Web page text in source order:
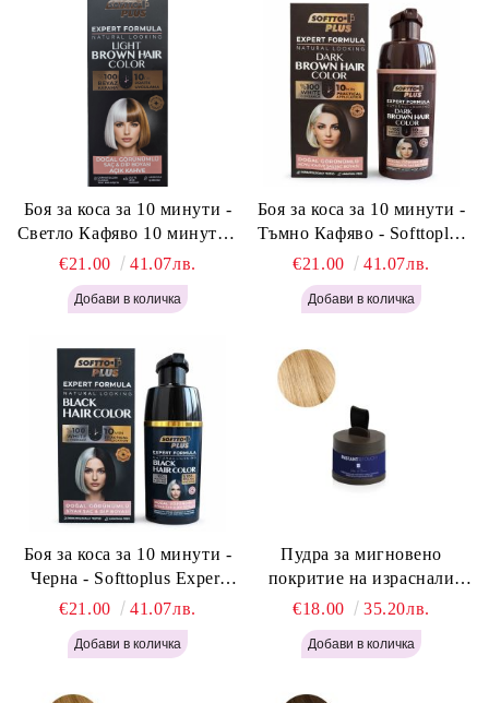
Боя за коса за 10 минути -
Светло Кафяво 10 минути -
Softtoplus Expert Woman
Light Brown 400мл
€21.00 41.07лв.
Боя за коса за 10 минути -
Тъмно Кафяво - Softtoplus
Expert Woman Dark Brown
400 мл
€21.00 41.07лв.
Боя за коса за 10 минути -
Черна - Softtoplus Expert
Woman Black 400мл
€21.00 41.07лв.
Пудра за мигновено
покритие на израснали
корени Светло Русо - Labor
Pro Instant Retouch Powder -
Light Blonde H646
€18.00 35.20лв.